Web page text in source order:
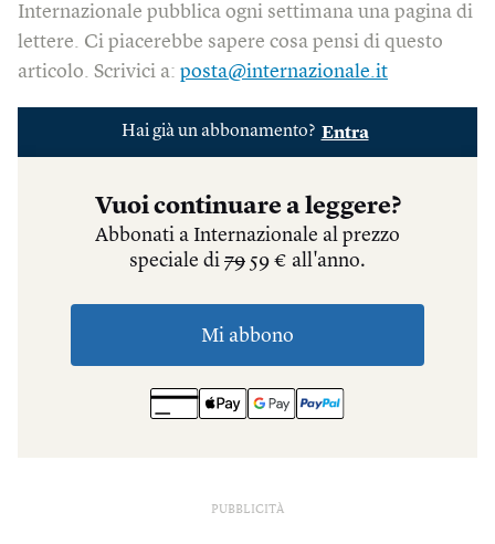
Internazionale pubblica ogni settimana una pagina di
lettere. Ci piacerebbe sapere cosa pensi di questo
articolo. Scrivici a: posta@internazionale.it
PUBBLICITÀ